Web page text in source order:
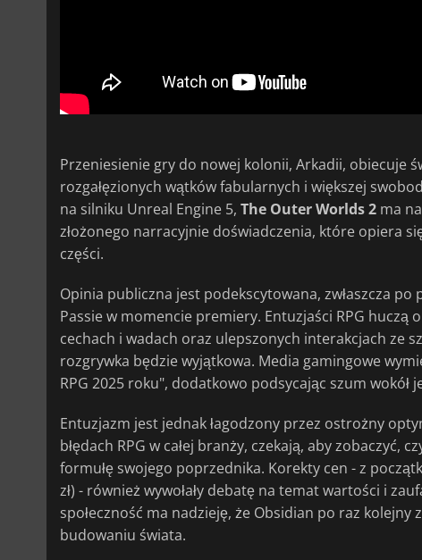
Przeniesienie gry do nowej kolonii, Arkadii, obiecuje
rozgałęzionych wątków fabularnych i większej
na silniku Unreal Engine 5, The Outer Worlds 2 ma
złożonego narracyjnie doświadczenia, które opiera
części.
Opinia publiczna jest podekscytowana, zwłaszcza
Passie w momencie premiery. Entuzjaści RPG
cechach i wadach oraz ulepszonych interakcjach ze
rozgrywka będzie wyjątkowa. Media gamingowe
RPG 2025 roku", dodatkowo podsycając szum wokół
Entuzjazm jest jednak łagodzony przez ostrożny
błędach RPG w całej branży, czekają, aby zobaczyć,
formułę swojego poprzednika. Korekty cen - z
zł) - również wywołały debatę na temat wartości i
społeczność ma nadzieję, że Obsidian po raz
budowaniu świata.